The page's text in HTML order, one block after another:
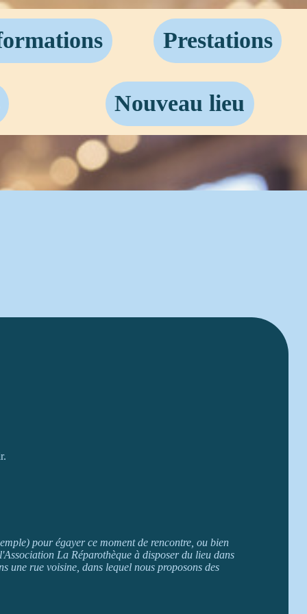
Prestations
Nouveau lieu
pour égayer ce moment de rencontre, ou bien
La Réparothèque à disposer du lieu dans
une rue voisine, dans lequel nous proposons des